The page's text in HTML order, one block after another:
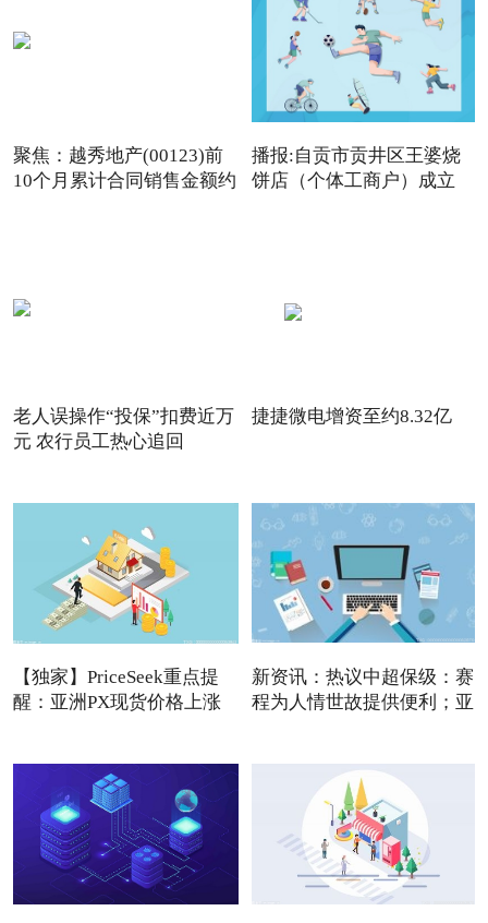
聚焦：越秀地产(00123)前
10个月累计合同销售金额约
播报:自贡市贡井区王婆烧
饼店（个体工商户）成立
老人误操作“投保”扣费近万
元 农行员工热心追回
捷捷微电增资至约8.32亿
【独家】PriceSeek重点提
醒：亚洲PX现货价格上涨
新资讯：热议中超保级：赛
程为人情世故提供便利；亚